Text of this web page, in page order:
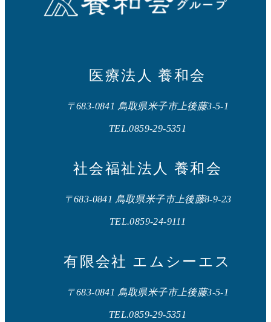
医療法人 養和会
〒683-0841 鳥取県米子市上後藤3-5-1
TEL.0859-29-5351
社会福祉法人 養和会
〒683-0841 鳥取県米子市上後藤8-9-23
TEL.0859-24-9111
有限会社 エムシーエス
〒683-0841 鳥取県米子市上後藤3-5-1
TEL.0859-29-5351